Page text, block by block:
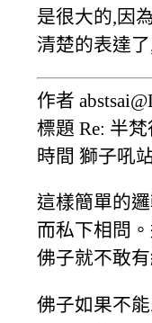
是很大的,因
清楚的表達
作者
標題 Re: 半
時間 獅子吼
這樣簡單的
而私下相問
佛子就不敢
佛子如果不